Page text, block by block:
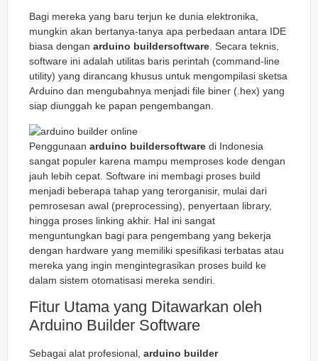
Bagi mereka yang baru terjun ke dunia elektronika,
mungkin akan bertanya-tanya apa perbedaan antara IDE
biasa dengan arduino buildersoftware . Secara teknis,
software ini adalah utilitas baris perintah (command-line
utility) yang dirancang khusus untuk mengompilasi sketsa
Arduino dan mengubahnya menjadi file biner (.hex) yang
siap diunggah ke papan pengembangan.
Penggunaan arduino buildersoftware di Indonesia
sangat populer karena mampu memproses kode dengan
jauh lebih cepat. Software ini membagi proses build
menjadi beberapa tahap yang terorganisir, mulai dari
pemrosesan awal (preprocessing), penyertaan library,
hingga proses linking akhir. Hal ini sangat
menguntungkan bagi para pengembang yang bekerja
dengan hardware yang memiliki spesifikasi terbatas atau
mereka yang ingin mengintegrasikan proses build ke
dalam sistem otomatisasi mereka sendiri.
Fitur Utama yang Ditawarkan oleh
Arduino Builder Software
Sebagai alat profesional, arduino builder